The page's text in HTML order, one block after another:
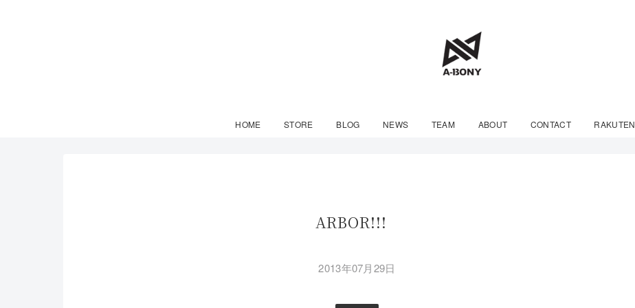
HOME STORE BLOG NEWS TEAM ABOUT CONTACT RAKUTEN
ARBOR!!!
2013年07月29日